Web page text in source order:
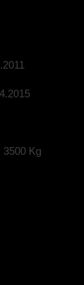
3500 Kg